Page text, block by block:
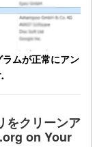
ムが正常にアン
をクリーンア
on Your